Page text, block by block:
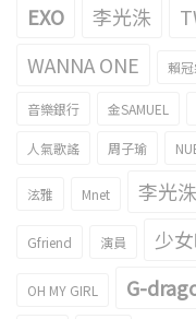
EXO 李光洙
WANNA ONE 賴
音樂銀行 金SAMUEL
人氣歌謠 周子瑜
泫雅 Mnet 李光洙
Gfriend 演員 少
OH MY GIRL G-